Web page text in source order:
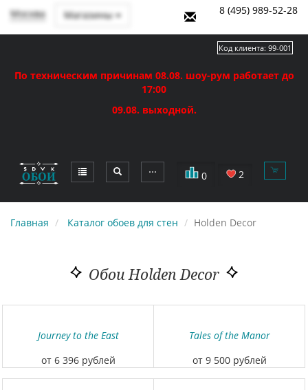
Москва Магазины 8 (495) 989-52-28
По техническим причинам 08.08. шоу-рум работает до
17:00
09.08. выходной.
⋯ 0 2
Код клиента: 99-001
Главная Каталог обоев для стен Holden Decor
Обои Holden Decor
Journey to the East
от 6 396 рублей
Tales of the Manor
от 9 500 рублей